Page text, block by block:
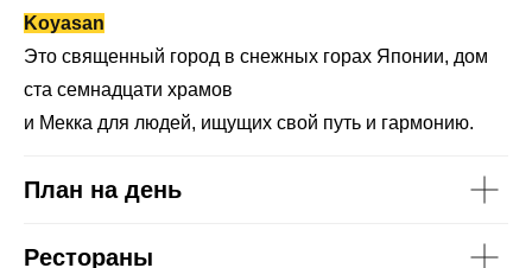
Koyasan
Это священный город в снежных горах Японии, дом
ста семнадцати храмов
и Мекка для людей, ищущих свой путь и гармонию.
План на день
Рестораны